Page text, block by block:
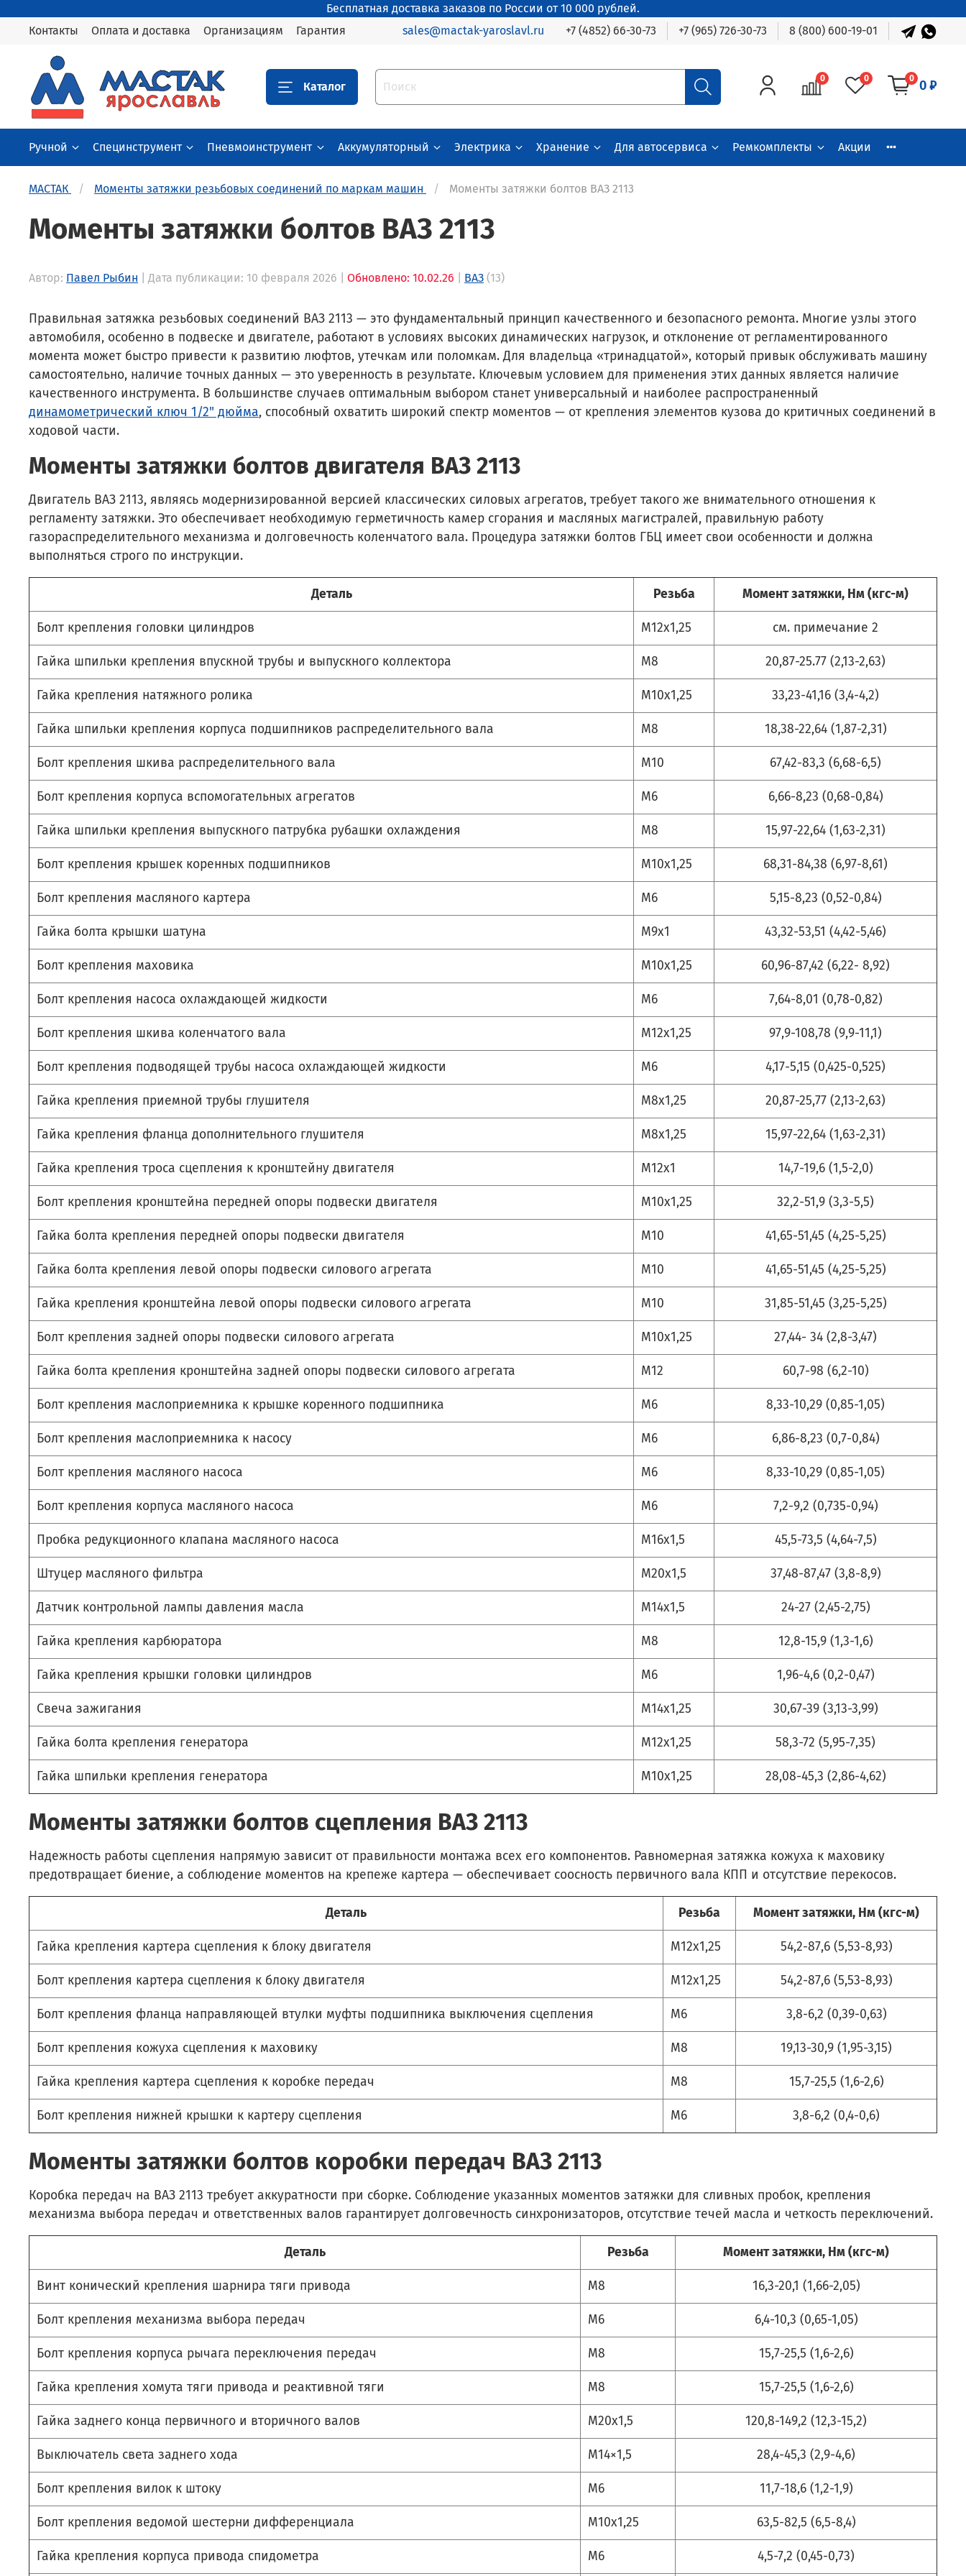
Бесплатная доставка заказов по России от 10 000 рублей.
Контакты
Оплата и доставка Организациям Гарантия sales@mactak-yaroslavl.ru +7 (4852) 66-30-73 +7 (965) 726-30-73 8 (800) 600-19-01
Каталог
0 0 0 0 ₽
Ручной Специнструмент Пневмоинструмент Аккумуляторный Электрика Хранение Для автосервиса Ремкомплекты Акции
МАСТАК Моменты затяжки резьбовых соединений по маркам машин Моменты затяжки болтов ВАЗ 2113
Моменты затяжки болтов ВАЗ 2113
Автор: Павел Рыбин | Дата публикации: 10 февраля 2026 | Обновлено: 10.02.26 ВАЗ (13)
Правильная затяжка резьбовых соединений ВАЗ 2113 — это фундаментальный принцип качественного и безопасного ремонта. Многие узлы этого
автомобиля, особенно в подвеске и двигателе, работают в условиях высоких динамических нагрузок, и отклонение от регламентированного
момента может быстро привести к развитию люфтов, утечкам или поломкам. Для владельца «тринадцатой», который привык обслуживать машину
самостоятельно, наличие точных данных — это уверенность в результате. Ключевым условием для применения этих данных является наличие
качественного инструмента. В большинстве случаев оптимальным выбором станет универсальный и наиболее распространенный
динамометрический ключ 1/2" дюйма, способный охватить широкий спектр моментов — от крепления элементов кузова до критичных соединений в
ходовой части.
Моменты затяжки болтов двигателя ВАЗ 2113
Двигатель ВАЗ 2113, являясь модернизированной версией классических силовых агрегатов, требует такого же внимательного отношения к
регламенту затяжки. Это обеспечивает необходимую герметичность камер сгорания и масляных магистралей, правильную работу
газораспределительного механизма и долговечность коленчатого вала. Процедура затяжки болтов ГБЦ имеет свои особенности и должна
выполняться строго по инструкции.
Деталь Резьба Момент затяжки, Нм (кгс-м)
Болт крепления головки цилиндров M12х1,25 см. примечание 2
Гайка шпильки крепления впускной трубы и выпускного коллектора М8 20,87-25.77 (2,13-2,63)
Гайка крепления натяжного ролика M10x1,25 33,23-41,16 (3,4-4,2)
Гайка шпильки крепления корпуса подшипников распределительного вала М8 18,38-22,64 (1,87-2,31)
Болт крепления шкива распределительного вала M10 67,42-83,3 (6,68-6,5)
Болт крепления корпуса вспомогательных агрегатов М6 6,66-8,23 (0,68-0,84)
Гайка шпильки крепления выпускного патрубка рубашки охлаждения М8 15,97-22,64 (1,63-2,31)
Болт крепления крышек коренных подшипников M10x1,25 68,31-84,38 (6,97-8,61)
Болт крепления масляного картера М6 5,15-8,23 (0,52-0,84)
Гайка болта крышки шатуна М9х1 43,32-53,51 (4,42-5,46)
Болт крепления маховика M10x1,25 60,96-87,42 (6,22- 8,92)
Болт крепления насоса охлаждающей жидкости М6 7,64-8,01 (0,78-0,82)
Болт крепления шкива коленчатого вала M12х1,25 97,9-108,78 (9,9-11,1)
Болт крепления подводящей трубы насоса охлаждающей жидкости М6 4,17-5,15 (0,425-0,525)
Гайка крепления приемной трубы глушителя М8х1,25 20,87-25,77 (2,13-2,63)
Гайка крепления фланца дополнительного глушителя М8х1,25 15,97-22,64 (1,63-2,31)
Гайка крепления троса сцепления к кронштейну двигателя М12х1 14,7-19,6 (1,5-2,0)
Болт крепления кронштейна передней опоры подвески двигателя M10х1,25 32,2-51,9 (3,3-5,5)
Гайка болта крепления передней опоры подвески двигателя М10 41,65-51,45 (4,25-5,25)
Гайка болта крепления левой опоры подвески силового агрегата М10 41,65-51,45 (4,25-5,25)
Гайка крепления кронштейна левой опоры подвески силового агрегата М10 31,85-51,45 (3,25-5,25)
Болт крепления задней опоры подвески силового агрегата M10x1,25 27,44- 34 (2,8-3,47)
Гайка болта крепления кронштейна задней опоры подвески силового агрегата М12 60,7-98 (6,2-10)
Болт крепления маслоприемника к крышке коренного подшипника М6 8,33-10,29 (0,85-1,05)
Болт крепления маслоприемника к насосу М6 6,86-8,23 (0,7-0,84)
Болт крепления масляного насоса М6 8,33-10,29 (0,85-1,05)
Болт крепления корпуса масляного насоса М6 7,2-9,2 (0,735-0,94)
Пробка редукционного клапана масляного насоса М16х1,5 45,5-73,5 (4,64-7,5)
Штуцер масляного фильтра M20х1,5 37,48-87,47 (3,8-8,9)
Датчик контрольной лампы давления масла М14х1,5 24-27 (2,45-2,75)
Гайка крепления карбюратора М8 12,8-15,9 (1,3-1,6)
Гайка крепления крышки головки цилиндров М6 1,96-4,6 (0,2-0,47)
Свеча зажигания M14x1,25 30,67-39 (3,13-3,99)
Гайка болта крепления генератора M12x1,25 58,3-72 (5,95-7,35)
Гайка шпильки крепления генератора M10x1,25 28,08-45,3 (2,86-4,62)
Моменты затяжки болтов сцепления ВАЗ 2113
Надежность работы сцепления напрямую зависит от правильности монтажа всех его компонентов. Равномерная затяжка кожуха к маховику
предотвращает биение, а соблюдение моментов на крепеже картера — обеспечивает соосность первичного вала КПП и отсутствие перекосов.
Деталь Резьба Момент затяжки, Нм (кгс-м)
Гайка крепления картера сцепления к блоку двигателя M12х1,25 54,2-87,6 (5,53-8,93)
Болт крепления картера сцепления к блоку двигателя M12х1,25 54,2-87,6 (5,53-8,93)
Болт крепления фланца направляющей втулки муфты подшипника выключения сцепления М6 3,8-6,2 (0,39-0,63)
Болт крепления кожуха сцепления к маховику М8 19,13-30,9 (1,95-3,15)
Гайка крепления картера сцепления к коробке передач М8 15,7-25,5 (1,6-2,6)
Болт крепления нижней крышки к картеру сцепления М6 3,8-6,2 (0,4-0,6)
Моменты затяжки болтов коробки передач ВАЗ 2113
Коробка передач на ВАЗ 2113 требует аккуратности при сборке. Соблюдение указанных моментов затяжки для сливных пробок, крепления
механизма выбора передач и ответственных валов гарантирует долговечность синхронизаторов, отсутствие течей масла и четкость переключений.
Деталь Резьба Момент затяжки, Нм (кгс-м)
Винт конический крепления шарнира тяги привода М8 16,3-20,1 (1,66-2,05)
Болт крепления механизма выбора передач М6 6,4-10,3 (0,65-1,05)
Болт крепления корпуса рычага переключения передач М8 15,7-25,5 (1,6-2,6)
Гайка крепления хомута тяги привода и реактивной тяги М8 15,7-25,5 (1,6-2,6)
Гайка заднего конца первичного и вторичного валов М20х1,5 120,8-149,2 (12,3-15,2)
Выключатель света заднего хода М14×1,5 28,4-45,3 (2,9-4,6)
Болт крепления вилок к штоку М6 11,7-18,6 (1,2-1,9)
Болт крепления ведомой шестерни дифференциала M10x1,25 63,5-82,5 (6,5-8,4)
Гайка крепления корпуса привода спидометра М6 4,5-7,2 (0,45-0,73)